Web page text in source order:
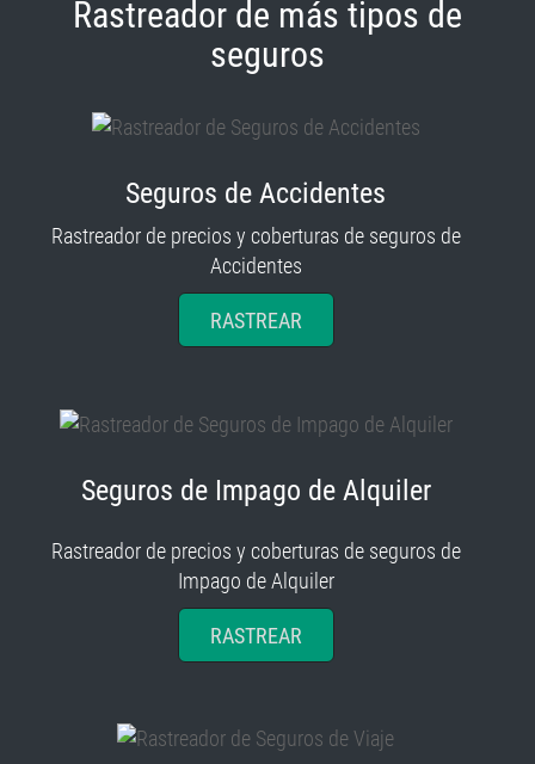
Rastreador de más tipos de
seguros
Seguros de Accidentes
Rastreador de precios y coberturas de seguros de
Accidentes
RASTREAR
Seguros de Impago de Alquiler
Rastreador de precios y coberturas de seguros de
Impago de Alquiler
RASTREAR